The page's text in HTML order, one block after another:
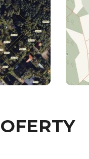
OFERTY